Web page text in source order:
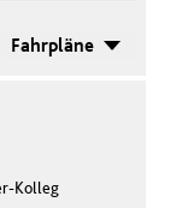
Fahrpläne
Kolleg